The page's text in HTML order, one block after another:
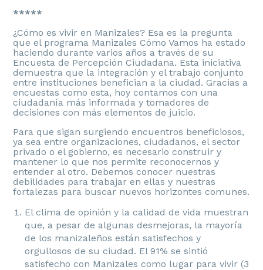
*****
¿Cómo es vivir en Manizales? Esa es la pregunta
que el programa Manizales Cómo Vamos ha estado
haciendo durante varios años a través de su
Encuesta de Percepción Ciudadana. Esta iniciativa
demuestra que la integración y el trabajo conjunto
entre instituciones benefician a la ciudad. Gracias a
encuestas como esta, hoy contamos con una
ciudadanía más informada y tomadores de
decisiones con más elementos de juicio.
Para que sigan surgiendo encuentros beneficiosos,
ya sea entre organizaciones, ciudadanos, el sector
privado o el gobierno, es necesario construir y
mantener lo que nos permite reconocernos y
entender al otro. Debemos conocer nuestras
debilidades para trabajar en ellas y nuestras
fortalezas para buscar nuevos horizontes comunes.
El clima de opinión y la calidad de vida muestran
que, a pesar de algunas desmejoras, la mayoría
de los manizaleños están satisfechos y
orgullosos de su ciudad. El 91% se sintió
satisfecho con Manizales como lugar para vivir (3